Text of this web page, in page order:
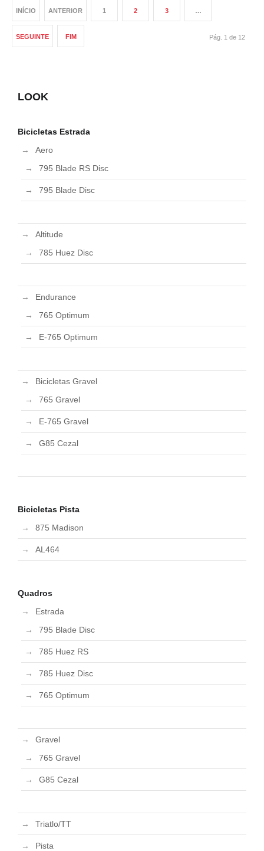
INÍCIO ANTERIOR 1 2 3 …
SEGUINTE FIM Pág. 1 de 12
LOOK
Bicicletas Estrada
Aero
795 Blade RS Disc
795 Blade Disc
Altitude
785 Huez Disc
Endurance
765 Optimum
E-765 Optimum
Bicicletas Gravel
765 Gravel
E-765 Gravel
G85 Cezal
Bicicletas Pista
875 Madison
AL464
Quadros
Estrada
795 Blade Disc
785 Huez RS
785 Huez Disc
765 Optimum
Gravel
765 Gravel
G85 Cezal
Triatlo/TT
Pista